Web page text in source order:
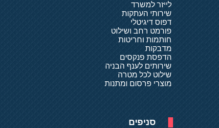
לייזר למשרד
שירותי העתקות
דפוס דיגיטלי
פורמט רחב ושילוט
חותמות וחריטות
מדבקות
הדפסת פנקסים
שירותים לענף הבניה
שילוט לכל מטרה
מוצרי פרסום ומתנות
סניפים